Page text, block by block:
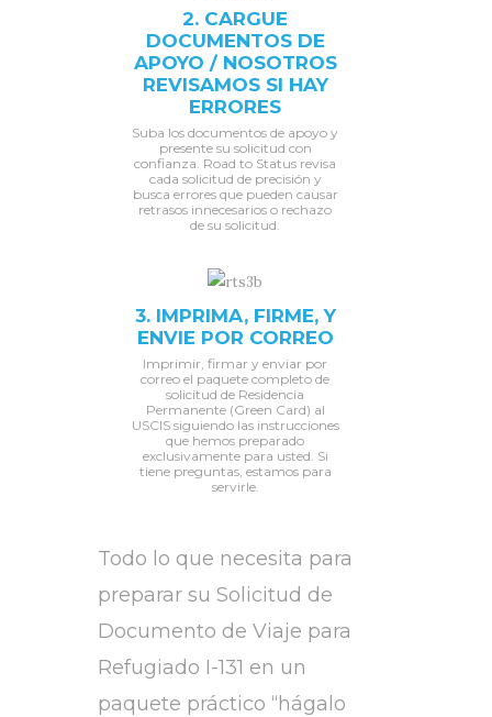
2. CARGUE
DOCUMENTOS DE
APOYO / NOSOTROS
REVISAMOS SI HAY
ERRORES
Suba los documentos de apoyo y
presente su solicitud con
confianza. Road to Status revisa
cada solicitud de precisión y
busca errores que pueden causar
retrasos innecesarios o rechazo
de su solicitud.
3. IMPRIMA, FIRME, Y
ENVIE POR CORREO
Imprimir, firmar y enviar por
correo el paquete completo de
solicitud de Residencia
Permanente (Green Card) al
USCIS siguiendo las instrucciones
que hemos preparado
exclusivamente para usted. Si
tiene preguntas, estamos para
servirle.
Todo lo que necesita para
preparar su Solicitud de
Documento de Viaje para
Refugiado I-131 en un
paquete práctico “hágalo